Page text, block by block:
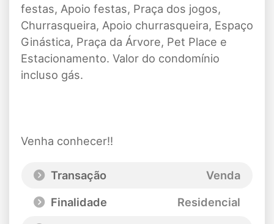
festas, Apoio festas, Praça dos jogos,
Churrasqueira, Apoio churrasqueira, Espaço
Ginástica, Praça da Árvore, Pet Place e
Estacionamento. Valor do condomínio
incluso gás.
Venha conhecer!!
Transação
Venda
Finalidade
Residencial